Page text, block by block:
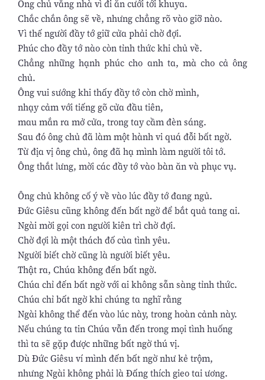
Ông chủ vắng nhà vì đi ăn cưới tới khuya.
Chắc chắn ông sẽ về, nhưng chẳng rõ vào giỡ nào.
Vì thế người đầy tớ giữ cửa phải chờ đợi.
Phúc cho đầy tớ nào còn tỉnh thức khi chủ về.
Chẳng những hạnh phúc cho anh ta, mà cho cả ông
chủ.
Ông vui sướng khi thấy đầy tớ còn chờ mình,
nhạy cảm với tiếng gõ cửa đầu tiên,
mau mắn ra mở cửa, trong tay cầm đèn sáng.
Sau đó ông chủ đã làm một hành vi quá đỗi bất ngờ.
Từ địa vị ông chủ, ông đã hạ mình làm người tôi tớ.
Ông thắt lưng, mời các đầy tớ vào bàn ăn và phục vụ.
Ông chủ không cố ý về vào lúc đầy tớ đang ngủ.
Ðức Giêsu cũng không đến bất ngờ để bắt quả tang ai.
Ngài mời gọi con người kiên trì chờ đợi.
Chờ đợi là một thách đố của tình yêu.
Người biết chờ cũng là người biết yêu.
Thật ra, Chúa không đến bất ngờ.
Chúa chỉ đến bất ngờ với ai không sẵn sàng tỉnh thức.
Chúa chỉ bất ngờ khi chúng ta nghĩ rằng
Ngài không thể đến vào lúc này, trong hoàn cảnh này.
Nếu chúng ta tin Chúa vẫn đến trong mọi tình huống
thì ta sẽ gặp được những bất ngờ thú vị.
Dù Ðức Giêsu ví mình đến bất ngờ như kẻ trộm,
nhưng Ngài không phải là Ðấng thích gieo tai ương.